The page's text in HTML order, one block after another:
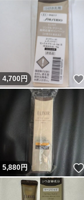
4,700円
5,880円